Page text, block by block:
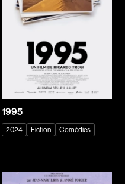
Brault François
Brault Michel
Briand Manon
Brisson François
Brodeur-Desrosiers Sandrine
Cadrin-Rossignol Iolande
Cantet Laurent
Carle Gilles
1995
2024 Fiction Comédies